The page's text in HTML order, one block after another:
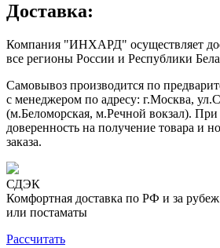
Доставка:
Компания "ИНХАРД" осуществляет
все регионы России и Республики
Самовывоз производится по
с менеджером по адресу: г.Москва,
(м.Беломорская, м.Речной вокзал). При
доверенность на получение товара и
заказа.
СДЭК
Комфортная доставка по РФ и за
или постаматы
Рассчитать